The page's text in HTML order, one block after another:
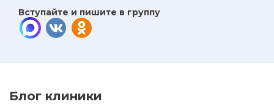
Вступайте и пишите в группу
Блог клиники